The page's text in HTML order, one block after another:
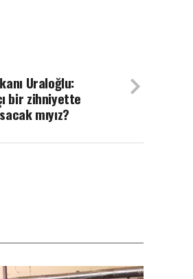
Uraloğlu:
bir zihniyette
mıyız?